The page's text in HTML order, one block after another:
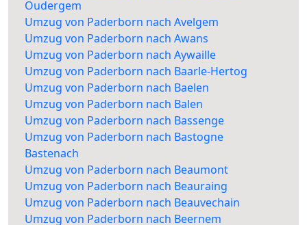
Oudergem
Umzug von Paderborn nach Avelgem
Umzug von Paderborn nach Awans
Umzug von Paderborn nach Aywaille
Umzug von Paderborn nach Baarle-Hertog
Umzug von Paderborn nach Baelen
Umzug von Paderborn nach Balen
Umzug von Paderborn nach Bassenge
Umzug von Paderborn nach Bastogne
Bastenach
Umzug von Paderborn nach Beaumont
Umzug von Paderborn nach Beauraing
Umzug von Paderborn nach Beauvechain
Umzug von Paderborn nach Beernem